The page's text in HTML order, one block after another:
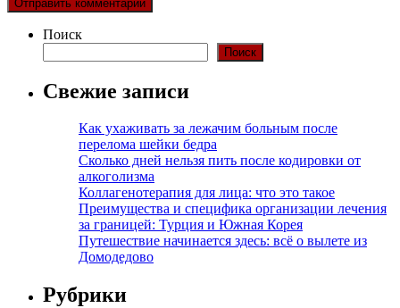
Поиск
Поиск
Свежие записи
Как ухаживать за лежачим больным после
перелома шейки бедра
Сколько дней нельзя пить после кодировки от
алкоголизма
Коллагенотерапия для лица: что это такое
Преимущества и специфика организации лечения
за границей: Турция и Южная Корея
Путешествие начинается здесь: всё о вылете из
Домодедово
Рубрики